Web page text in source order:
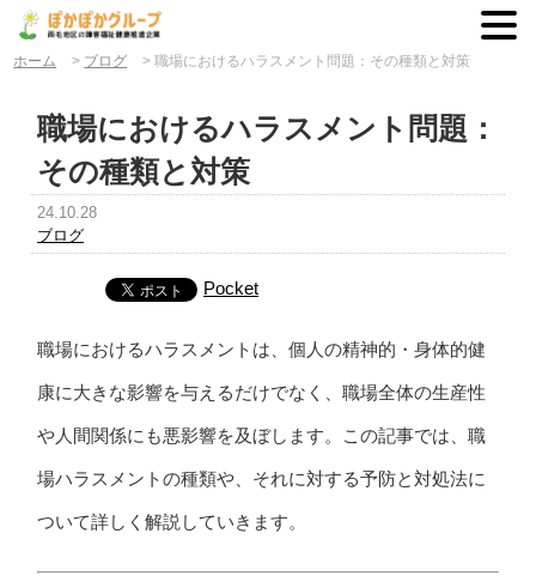
ホーム > ブログ >職場におけるハラスメント問題：その種類と対策
職場におけるハラスメント問題：
その種類と対策
24.10.28
ブログ
Pocket
職場におけるハラスメントは、個人の精神的・身体的健
康に大きな影響を与えるだけでなく、職場全体の生産性
や人間関係にも悪影響を及ぼします。この記事では、職
場ハラスメントの種類や、それに対する予防と対処法に
ついて詳しく解説していきます。